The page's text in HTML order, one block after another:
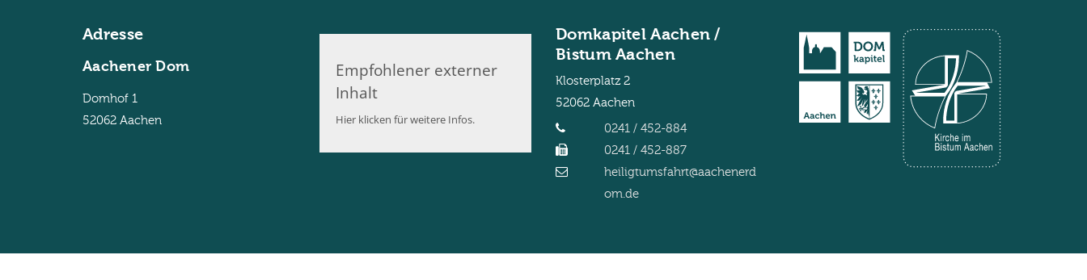
Adresse
Aachener Dom
Domhof 1
52062 Aachen
Empfohlener externer
Inhalt
Hier klicken für weitere Infos.
Domkapitel Aachen /
Bistum Aachen
Klosterplatz 2
52062 Aachen
0241 / 452-884
0241 / 452-887
heiligtumsfahrt@aachenerd
om.de